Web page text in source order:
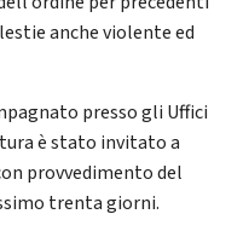
anche violente ed
presso gli Uffici
è stato invitato a
provvedimento del
trenta giorni.